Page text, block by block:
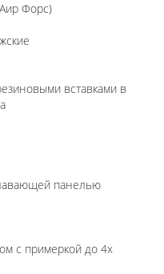
Форс)
вставками в
панелью
с примеркой до 4х